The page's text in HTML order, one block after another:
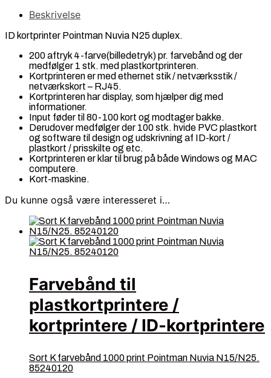
Beskrivelse
ID kortprinter Pointman Nuvia N25 duplex.
200 aftryk 4-farve(billedetryk) pr. farvebånd og der
medfølger 1 stk. med plastkortprinteren.
Kortprinteren er med ethernet stik / netværksstik /
netværkskort – RJ45.
Kortprinteren har display, som hjælper dig med
informationer.
Input føder til 80-100 kort og modtager bakke.
Derudover medfølger der 100 stk. hvide PVC plastkort
og software til design og udskrivning af ID-kort /
plastkort / prisskilte og etc.
Kortprinteren er klar til brug på både Windows og MAC
computere.
Kort-maskine.
Du kunne også være interesseret i…
Farvebånd til
plastkortprintere /
kortprintere / ID-kortprintere
Sort K farvebånd 1000 print Pointman Nuvia N15/N25.
85240120